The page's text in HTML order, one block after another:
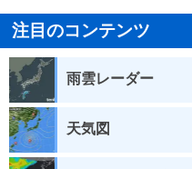
注目のコンテンツ
雨雲レーダー
天気図